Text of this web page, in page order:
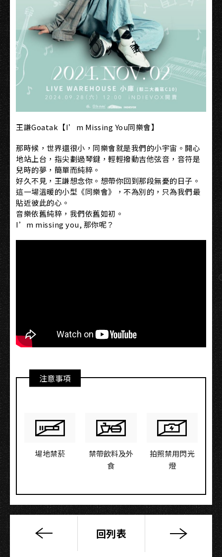
王謙Goatak【I’m Missing You同樂會】
那時候，世界還很小，同樂會就是我們的小宇宙。開心
地站上台，指尖劃過琴鍵，輕輕撥動吉他弦音，音符是
兒時的夢，簡單而純粹。
好久不見，王謙想念你。想帶你回到那段無憂的日子。
這一場溫暖的小型《同樂會》，不為別的，只為我們最
貼近彼此的心。
音樂依舊純粹，我們依舊如初。
I’m missing you, 那你呢？
注意事項
場地禁菸
禁帶飲料及外
食
拍照禁用閃光
燈
2024
回列表